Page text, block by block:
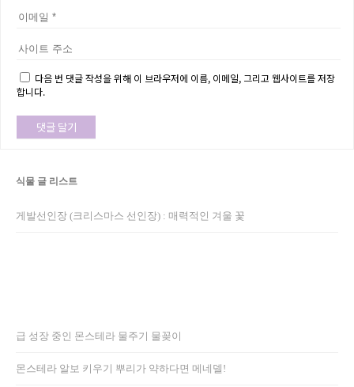
다음 번 댓글 작성을 위해 이 브라우저에 이름, 이메일, 그리고 웹사이트를 저장
합니다.
식물 글 리스트
게발선인장 (크리스마스 선인장) : 매력적인 겨울 꽃
급 성장 중인 몬스테라 물주기 물꽂이
몬스테라 알보 키우기 뿌리가 약하다면 메네델!